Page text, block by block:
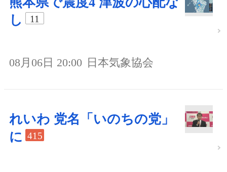
し
11
08月06日 20:00 日本気象協会
れいわ 党名「いのちの党」
に 415